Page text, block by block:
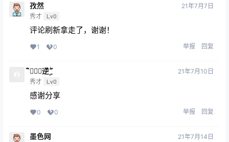
孜然
秀才 Lv0
21年7月7日
评论刷新拿走了，谢谢！
1 0 举报 回复
ﮥۣۖิ逆ۣۖิ
秀才 Lv0
21年7月10日
感谢分享
0 0 举报 回复
墨色网 21年7月14日